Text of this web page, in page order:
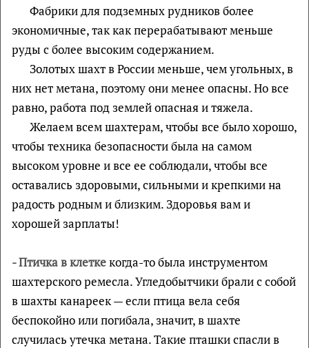
Фабрики для подземных рудников более
экономичные, так как перерабатывают меньше
руды с более высоким содержанием.
Золотых шахт в России меньше, чем угольных, в
них нет метана, поэтому они менее опасны. Но все
равно, работа под землей опасная и тяжела.
Желаем всем шахтерам, чтобы все было хорошо,
чтобы техника безопасности была на самом
высоком уровне и все ее соблюдали, чтобы все
оставались здоровыми, сильными и крепкими на
радость родным и близким. Здоровья вам и
хорошей зарплаты!
- Птичка в клеткекогда-то была инструментом
шахтерского ремесла. Угледобытчики брали с собой
в шахты канареек — если птица вела себя
беспокойно или погибала, значит, в шахте
случилась утечка метана. Такие пташки спасли в